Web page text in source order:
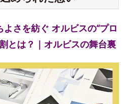
さを紡ぐ オルビスの“プロ
とは？｜オルビスの舞台裏